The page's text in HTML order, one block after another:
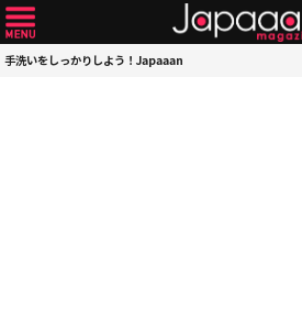
手洗いをしっかりしよう！Japaaan